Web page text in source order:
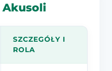
Akusoli
SZCZEGÓŁY I
ROLA